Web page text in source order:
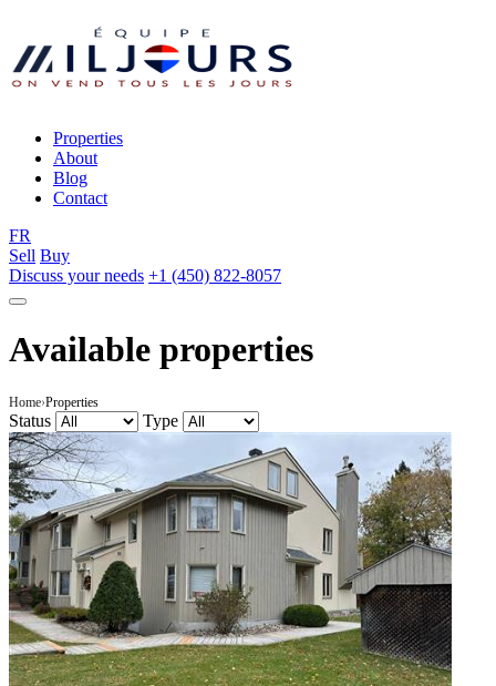
Properties
About
Blog
Contact
FR
Sell Buy
Discuss your needs +1 (450) 822-8057
Available properties
Home Properties
Status Type